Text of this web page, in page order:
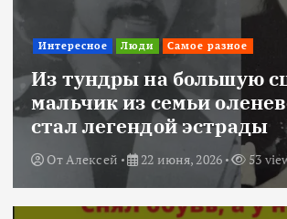
Интересное Люди Самое разное
Из тундры на большую
мальчик из семьи
стал легендой эстрады
ОтАлексей 22 июня, 2026 53